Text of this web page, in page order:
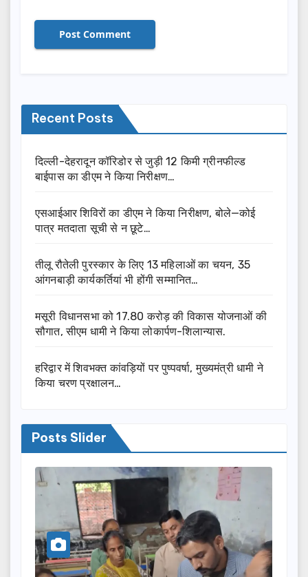
Recent Posts
दिल्ली-देहरादून कॉरिडोर से जुड़ी 12 किमी ग्रीनफील्ड
बाईपास का डीएम ने किया निरीक्षण…
एसआईआर शिविरों का डीएम ने किया निरीक्षण, बोले—कोई
पात्र मतदाता सूची से न छूटे…
तीलू रौतेली पुरस्कार के लिए 13 महिलाओं का चयन, 35
आंगनबाड़ी कार्यकर्तियां भी होंगी सम्मानित…
मसूरी विधानसभा को 17.80 करोड़ की विकास योजनाओं की
सौगात, सीएम धामी ने किया लोकार्पण-शिलान्यास.
हरिद्वार में शिवभक्त कांवड़ियों पर पुष्पवर्षा, मुख्यमंत्री धामी ने
किया चरण प्रक्षालन…
Posts Slider